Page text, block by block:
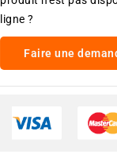
ligne ?
Faire une